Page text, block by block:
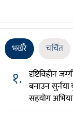
भर्खरै चर्चित
१. दृष्टिविहीन
बनाउन
सहयोग